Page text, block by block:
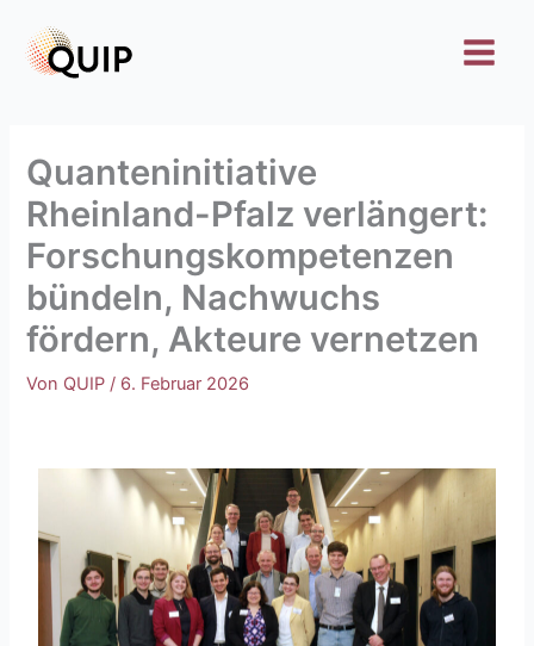
Inhalt
springen
Quanteninitiative
Rheinland-Pfalz verlängert:
Forschungskompetenzen
bündeln, Nachwuchs
fördern, Akteure vernetzen
Von QUIP / 6. Februar 2026